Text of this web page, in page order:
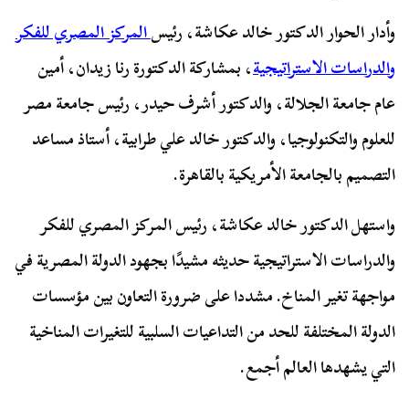
وأدار الحوار الدكتور خالد عكاشة، رئيسالمركز المصري للفكر
والدراسات الاستراتيجية، بمشاركة الدكتورة رنا زيدان، أمين
عام جامعة الجلالة، والدكتور أشرف حيدر، رئيس جامعة مصر
للعلوم والتكنولوجيا، والدكتور خالد علي طرابية، أستاذ مساعد
التصميم بالجامعة الأمريكية بالقاهرة.
واستهل الدكتور خالد عكاشة، رئيس المركز المصري للفكر
والدراسات الاستراتيجية حديثه مشيدًا بجهود الدولة المصرية في
مواجهة تغير المناخ. مشددا على ضرورة التعاون بين مؤسسات
الدولة المختلفة للحد من التداعيات السلبية للتغيرات المناخية
التي يشهدها العالم أجمع.